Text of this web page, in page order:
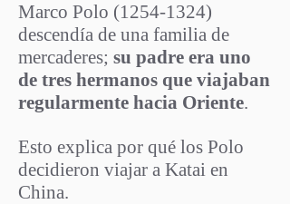
Marco Polo (1254-1324)
descendía de una familia de
mercaderes; su padre era uno
de tres hermanos que viajaban
regularmente hacia Oriente.
Esto explica por qué los Polo
decidieron viajar a Katai en
China.